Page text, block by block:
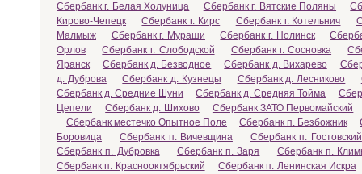
Сбербанк г. Белая Холуница Сбербанк г. Вятские Поляны
Кирово-Чепецк
Сбербанк г. Кирс Сбербанк г. Котельнич
Малмыж
Сбербанк г. Мураши Сбербанк г. Нолинск
Орлов
Сбербанк г. Слободской Сбербанк г. Сосновка
Яранск
Сбербанк д. Безводное Сбербанк д. Вихарево
д. Дуброва
Сбербанк д. Кузнецы Сбербанк д. Лесниково
Сбербанк д. Средние Шуни
Сбербанк д. Средняя Тойма
Цепели
Сбербанк д. Шихово
Сбербанк ЗАТО Первомайский
Сбербанк местечко Опытное Поле
Сбербанк п. Безбожник
Боровица
Сбербанк п. Вичевщина
Сбербанк п. Гостовский
Сбербанк п. Дубровка
Сбербанк п. Заря
Сбербанк п.
Сбербанк п. Краснооктябрьский
Сбербанк п. Ленинская Искра